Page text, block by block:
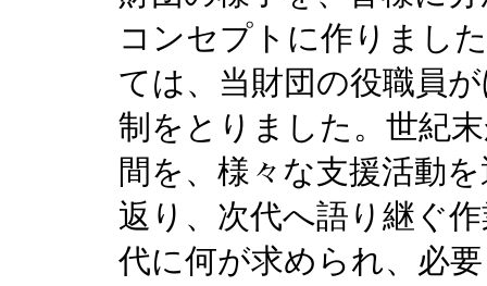
コンセプトに作りまし
ては、当財団の役職員
制をとりました。世紀
間を、様々な支援活動
返り、次代へ語り継ぐ
代に何が求められ、必